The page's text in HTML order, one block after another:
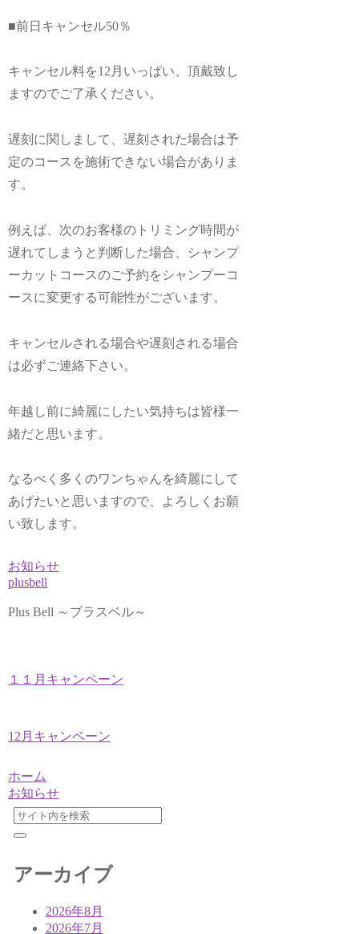
■前日キャンセル50％
キャンセル料を12月いっぱい、頂戴致し
ますのでご了承ください。
遅刻に関しまして、遅刻された場合は予
定のコースを施術できない場合がありま
す。
例えば、次のお客様のトリミング時間が
遅れてしまうと判断した場合、シャンプ
ーカットコースのご予約をシャンプーコ
ースに変更する可能性がございます。
キャンセルされる場合や遅刻される場合
は必ずご連絡下さい。
年越し前に綺麗にしたい気持ちは皆様一
緒だと思います。
なるべく多くのワンちゃんを綺麗にして
あげたいと思いますので、よろしくお願
い致します。
お知らせ
plusbell
Plus Bell ～プラスベル～
１１月キャンペーン
12月キャンペーン
ホーム
お知らせ
アーカイブ
2026年8月
2026年7月